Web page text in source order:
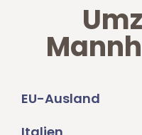
EU-Ausland